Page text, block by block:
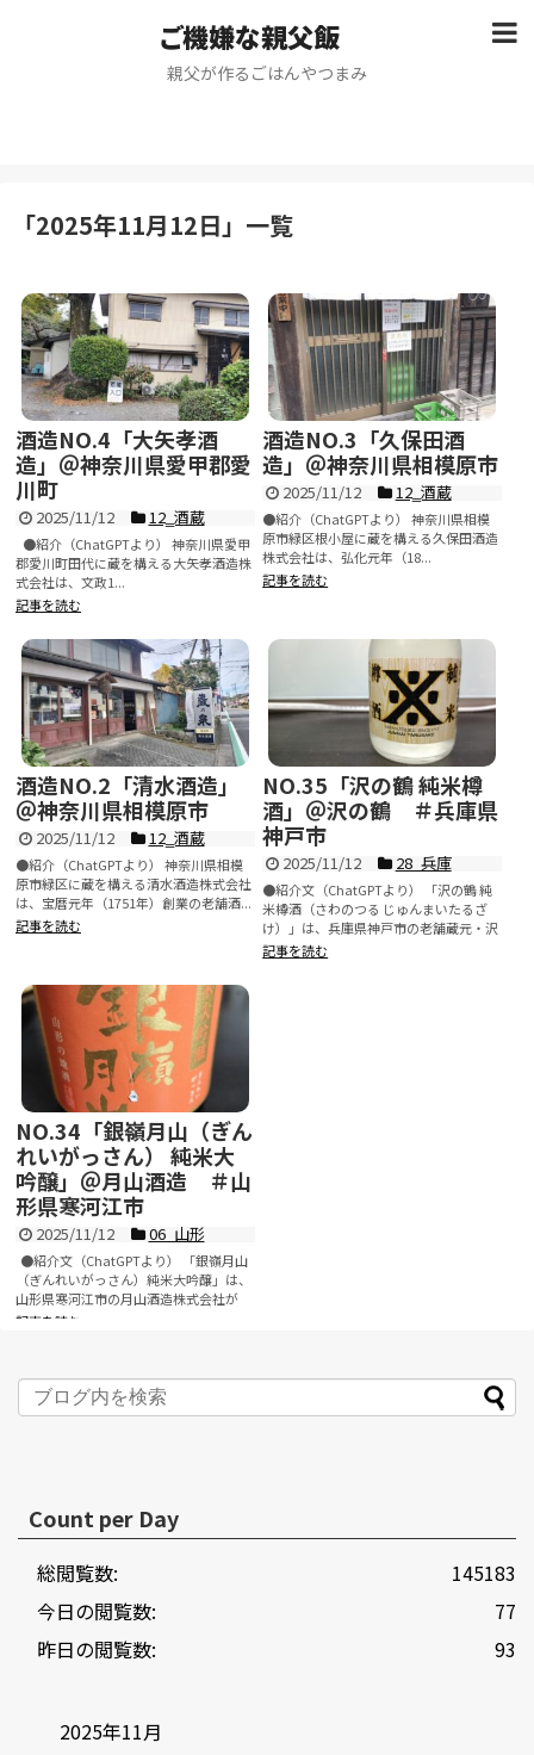
ご機嫌な親父飯
親父が作るごはんやつまみ
「2025年11月12日」 一覧
酒造NO.4「大矢孝酒
造」＠神奈川県愛甲郡愛
川町
2025/11/12 12‗酒蔵
●紹介（ChatGPTより） 神奈川県愛甲
郡愛川町田代に蔵を構える大矢孝酒造株
式会社は、文政1...
記事を読む
酒造NO.3「久保田酒
造」＠神奈川県相模原市
2025/11/12 12‗酒蔵
●紹介（ChatGPTより） 神奈川県相模
原市緑区根小屋に蔵を構える久保田酒造
株式会社は、弘化元年（18...
記事を読む
酒造NO.2「清水酒造」
＠神奈川県相模原市
2025/11/12 12‗酒蔵
●紹介（ChatGPTより） 神奈川県相模
原市緑区に蔵を構える清水酒造株式会社
は、宝暦元年（1751年）創業の老舗酒...
記事を読む
NO.35「沢の鶴 純米樽
酒」＠沢の鶴 ＃兵庫県
神戸市
2025/11/12 28_兵庫
●紹介文（ChatGPTより） 「沢の鶴 純
米樽酒（さわのつる じゅんまいたるざ
け）」は、兵庫県神戸市の老舗蔵元・沢
の...
記事を読む
NO.34「銀嶺月山（ぎん
れいがっさん） 純米大
吟醸」＠月山酒造 ＃山
形県寒河江市
2025/11/12 06_山形
●紹介文（ChatGPTより） 「銀嶺月山
（ぎんれいがっさん）純米大吟醸」は、
山形県寒河江市の月山酒造株式会社が
醸...
記事を読む
Count per Day
145183
総閲覧数:
77
今日の閲覧数:
93
昨日の閲覧数:
2025年11月